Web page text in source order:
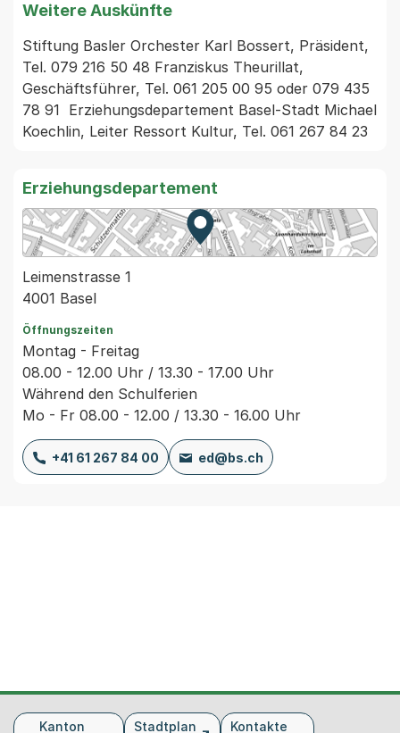
Weitere Auskünfte
Stiftung Basler Orchester Karl Bossert, Präsident,
Tel. 079 216 50 48 Franziskus Theurillat,
Geschäftsführer, Tel. 061 205 00 95 oder 079 435
78 91  Erziehungsdepartement Basel-Stadt Michael
Koechlin, Leiter Ressort Kultur, Tel. 061 267 84 23
Erziehungsdepartement
Zur Karte von MapBS.
Externer Link, wird in einem
Leimenstrasse 1
4001 Basel
Öffnungszeiten
Montag - Freitag
08.00 - 12.00 Uhr / 13.30 - 17.00 Uhr
Während den Schulferien
Mo - Fr 08.00 - 12.00 / 13.30 - 16.00 Uhr
+41 61 267 84 00 ed@bs.ch
FusszeileKanton
Stadtplan
Kontakte